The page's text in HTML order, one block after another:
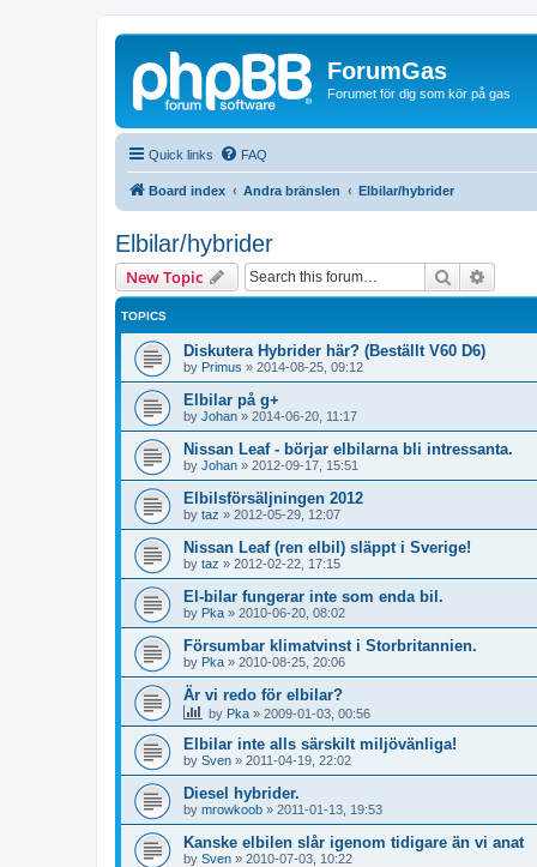
ForumGas
Forumet för dig som kör på gas
Quick links FAQ
Board index Andra bränslen Elbilar/hybrider
Elbilar/hybrider
New Topic Search
TOPICS
Diskutera Hybrider här? (Beställt V60 D6)
by Primus » 2014-08-25, 09:12
Elbilar på g+
by Johan » 2014-06-20, 11:17
Nissan Leaf - börjar elbilarna bli intressanta.
by Johan » 2012-09-17, 15:51
Elbilsförsäljningen 2012
by taz » 2012-05-29, 12:07
Nissan Leaf (ren elbil) släppt i Sverige!
by taz » 2012-02-22, 17:15
El-bilar fungerar inte som enda bil.
by Pka » 2010-06-20, 08:02
Försumbar klimatvinst i Storbritannien.
by Pka » 2010-08-25, 20:06
Är vi redo för elbilar?
by Pka » 2009-01-03, 00:56
Elbilar inte alls särskilt miljövänliga!
by Sven » 2011-04-19, 22:02
Diesel hybrider.
by mrowkoob » 2011-01-13, 19:53
Kanske elbilen slår igenom tidigare än vi anat
by Sven » 2010-07-03, 10:22